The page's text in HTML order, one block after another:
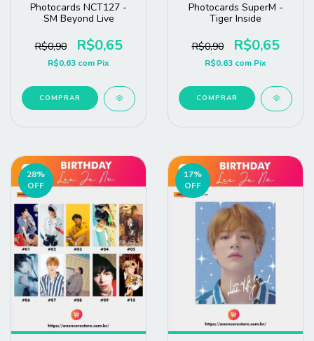
Photocards NCT127 -
SM Beyond Live
R$0,90 R$0,65
R$0,63 com Pix
COMPRAR
Photocards SuperM -
Tiger Inside
R$0,90 R$0,65
R$0,63 com Pix
COMPRAR
28%
OFF
17%
OFF